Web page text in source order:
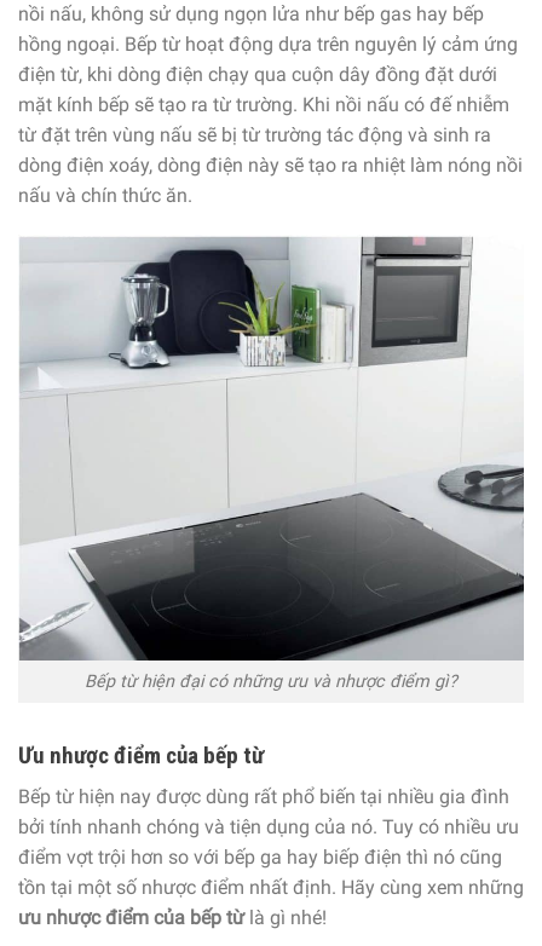
nồi nấu, không sử dụng ngọn lửa như bếp gas hay bếp
hồng ngoại. Bếp từ hoạt động dựa trên nguyên lý cảm ứng
điện từ, khi dòng điện chạy qua cuộn dây đồng đặt dưới
mặt kính bếp sẽ tạo ra từ trường. Khi nồi nấu có đế nhiễm
từ đặt trên vùng nấu sẽ bị từ trường tác động và sinh ra
dòng điện xoáy, dòng điện này sẽ tạo ra nhiệt làm nóng nồi
nấu và chín thức ăn.
Bếp từ hiện đại có những ưu và nhược điểm gì?
Ưu nhược điểm của bếp từ
Bếp từ hiện nay được dùng rất phổ biến tại nhiều gia đình
bởi tính nhanh chóng và tiện dụng của nó. Tuy có nhiều ưu
điểm vợt trội hơn so với bếp ga hay biếp điện thì nó cũng
tồn tại một số nhược điểm nhất định. Hãy cùng xem những
ưu nhược điểm của bếp từlà gì nhé!